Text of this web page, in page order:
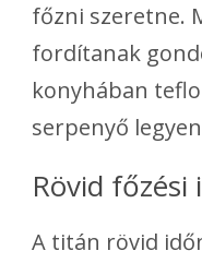
főzni szeretne.
fordítanak
konyhában
serpenyő
Rövid főzési
A titán rövid